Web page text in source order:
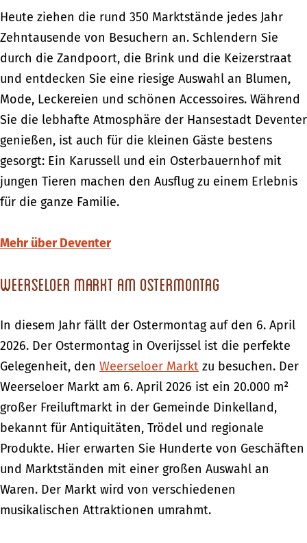
Heute ziehen die rund 350 Marktstände jedes Jahr
Zehntausende von Besuchern an. Schlendern Sie
durch die Zandpoort, die Brink und die Keizerstraat
und entdecken Sie eine riesige Auswahl an Blumen,
Mode, Leckereien und schönen Accessoires. Während
Sie die lebhafte Atmosphäre der Hansestadt Deventer
genießen, ist auch für die kleinen Gäste bestens
gesorgt: Ein Karussell und ein Osterbauernhof mit
jungen Tieren machen den Ausflug zu einem Erlebnis
für die ganze Familie.
Mehr über Deventer
Weerseloer Markt am Ostermontag
In diesem Jahr fällt der Ostermontag auf den 6. April
2026. Der Ostermontag in Overijssel ist die perfekte
Gelegenheit, den Weerseloer Markt zu besuchen. Der
Weerseloer Markt am 6. April 2026 ist ein 20.000 m²
großer Freiluftmarkt in der Gemeinde Dinkelland,
bekannt für Antiquitäten, Trödel und regionale
Produkte. Hier erwarten Sie Hunderte von Geschäften
und Marktständen mit einer großen Auswahl an
Waren. Der Markt wird von verschiedenen
musikalischen Attraktionen umrahmt.